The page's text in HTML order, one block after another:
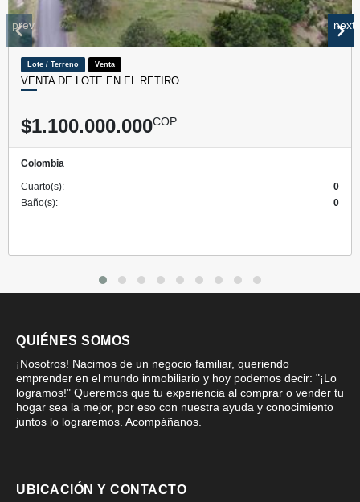
Lote / Terreno Venta
VENTA DE LOTE EN EL RETIRO
$1.100.000.000COP
Colombia
Cuarto(s):
0
Baño(s):
0
prev next
QUIÉNES SOMOS
¡Nosotros! Nacimos de un negocio familiar, queriendo
emprender en el mundo inmobiliario y hoy podemos decir: "¡Lo
logramos!" Queremos que tu experiencia al comprar o vender tu
hogar sea la mejor, por eso con nuestra ayuda y conocimiento
juntos lo lograremos. Acompáñanos.
UBICACIÓN Y CONTACTO